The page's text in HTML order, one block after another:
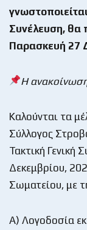
Συνέλευση, θα
Παρασκευή 27
Η
Καλούνται τα
Σύλλογος
Τακτική Γενική
Δεκεμβρίου,
Σωματείου, με
Α) Λογοδοσία